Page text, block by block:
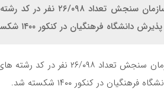
بنابر گزارش سازمان
دانشگاه فرهنگیان در کنکور ۱۴۰۰ شکسته شد.
بنابر گزارش سازمان سنجش
در کنکور ۱۴۰۰ شکسته شد.